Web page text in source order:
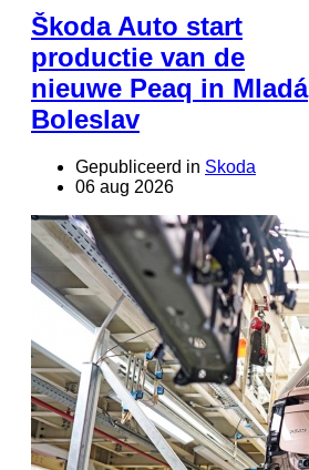
Škoda Auto start
productie van de
nieuwe Peaq in Mladá
Boleslav
Gepubliceerd in Skoda
06 aug 2026